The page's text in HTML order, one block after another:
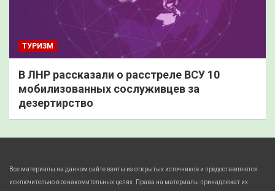
ТУРИЗМ
В ЛНР рассказали о расстреле ВСУ 10
мобилизованных сослуживцев за
дезертирство
Все материалы на данном сайте взяты из открытых источников и предоставляются
исключительно в ознакомительных целях. Права на материалы принадлежат их